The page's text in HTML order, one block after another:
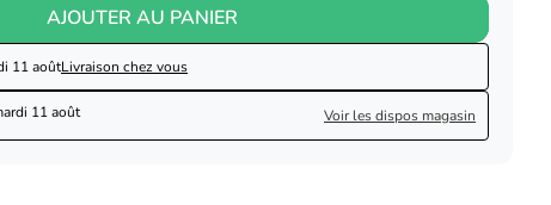
AJOUTER AU PANIER
11 aoûtLivraison chez vous
11 août Voir les dispos magasin